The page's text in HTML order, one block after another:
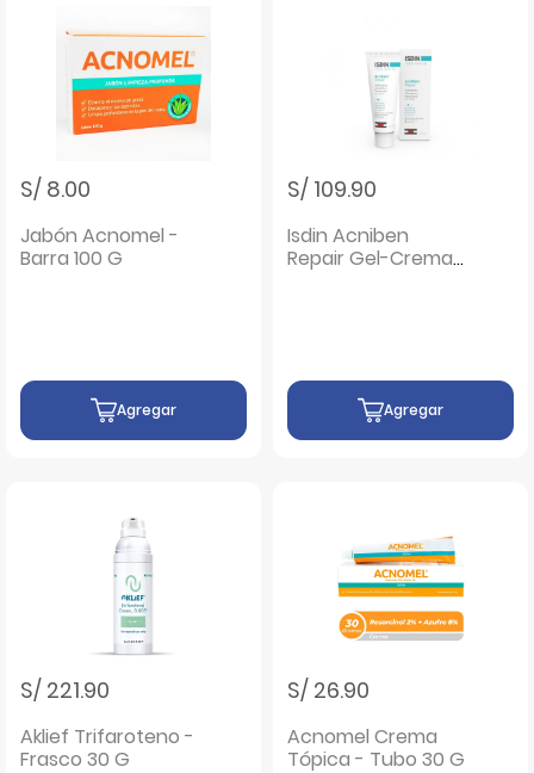
S/ 8.00
Jabón Acnomel -
Barra 100 G
Agregar
S/ 109.90
Isdin Acniben
Repair Gel-Crema
Agregar
S/ 221.90
Aklief Trifaroteno -
Frasco 30 G
S/ 26.90
Acnomel Crema
Tópica - Tubo 30 G